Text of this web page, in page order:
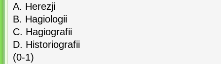
A. Herezji
B. Hagiologii
C. Hagiografii
D. Historiografii
(0-1)